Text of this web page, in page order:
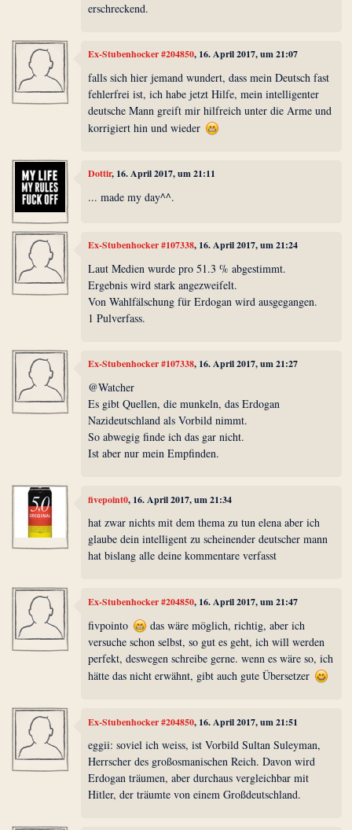
erschreckend.
Ex-Stubenhocker #204850, 16. April 2017, um 21:07
falls sich hier jemand wundert, dass mein Deutsch fast
fehlerfrei ist, ich habe jetzt Hilfe, mein intelligenter
deutsche Mann greift mir hilfreich unter die Arme und
korrigiert hin und wieder
Dottir, 16. April 2017, um 21:11
... made my day^^.
Ex-Stubenhocker #107338, 16. April 2017, um 21:24
Laut Medien wurde pro 51.3 % abgestimmt.
Ergebnis wird stark angezweifelt.
Von Wahlfälschung für Erdogan wird ausgegangen.
1 Pulverfass.
Ex-Stubenhocker #107338, 16. April 2017, um 21:27
@Watcher
Es gibt Quellen, die munkeln, das Erdogan
Nazideutschland als Vorbild nimmt.
So abwegig finde ich das gar nicht.
Ist aber nur mein Empfinden.
fivepoint0, 16. April 2017, um 21:34
hat zwar nichts mit dem thema zu tun elena aber ich
glaube dein intelligent zu scheinender deutscher mann
hat bislang alle deine kommentare verfasst
Ex-Stubenhocker #204850, 16. April 2017, um 21:47
fivpointo
das wäre möglich, richtig, aber ich
versuche schon selbst, so gut es geht, ich will werden
perfekt, deswegen schreibe gerne. wenn es wäre so, ich
hätte das nicht erwähnt, gibt auch gute Übersetzer
Ex-Stubenhocker #204850, 16. April 2017, um 21:51
eggii: soviel ich weiss, ist Vorbild Sultan Suleyman,
Herrscher des großosmanischen Reich. Davon wird
Erdogan träumen, aber durchaus vergleichbar mit
Hitler, der träumte von einem Großdeutschland.